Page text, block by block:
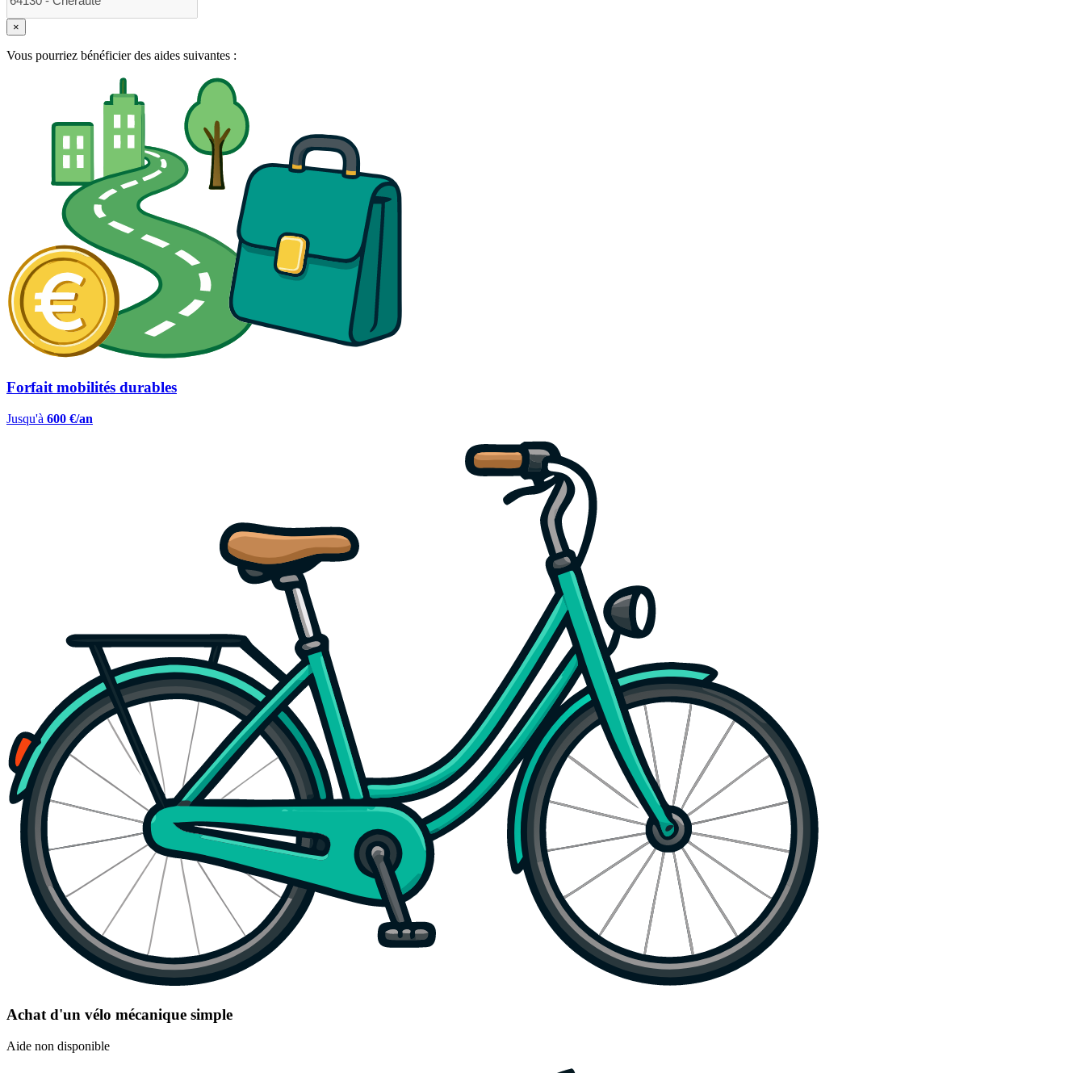
×
Vous pourriez bénéficier des aides suivantes :
Forfait mobilités durables
Jusqu'à 600 €/an
Achat d'un vélo mécanique simple
Aide non disponible